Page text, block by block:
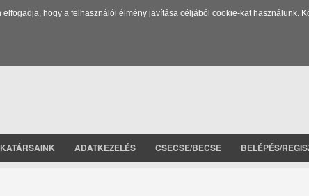
hogy a felhasználói élmény javítása céljából cookie-kat használunk.
ADATKEZELÉS CSECSE/BECSE BELÉPÉS/